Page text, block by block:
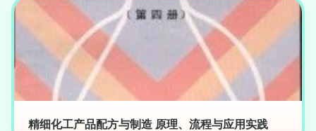
精细化工产品配方与制造 原理、流程与应用实践